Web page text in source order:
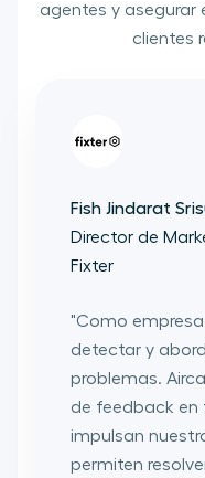
agentes y asegurar
clientes
Fish Jindarat
Director de
Fixter
"Como
detectar y
problemas.
de feedback en
impulsan
permiten